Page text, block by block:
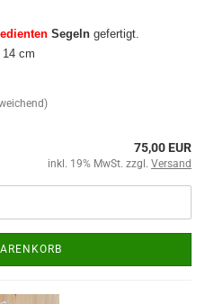
Segeln gefertigt.
cm
75,00 EUR
inkl. 19% MwSt. zzgl. Versand